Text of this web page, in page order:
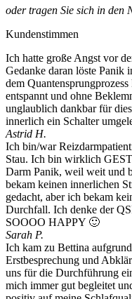
oder tragen Sie sich in den
Kundenstimmen
Ich hatte große Angst vor
Gedanke daran löste Panik
dem
entspannt und ohne
unglaublich dankbar für
innerlich ein Schalter
Astrid H.
Ich bin/war
Stau. Ich bin wirklich
Darm Panik, weil weit und
bekam keinen innerlichen
gedacht, aber ich bekam
Durchfall. Ich denke der
SOOOO HAPPY 🙂
Sarah P.
Ich kam zu Bettina
Erstbesprechung und
uns für die Durchführung
mich immer gut begleitet